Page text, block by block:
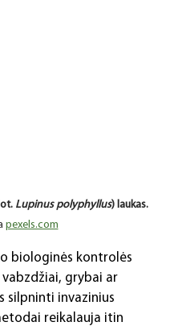
Lupinus polyphyllus) laukas.
pexels.com
biologinės kontrolės
grybai ar
silpninti invazinius
reikalauja itin